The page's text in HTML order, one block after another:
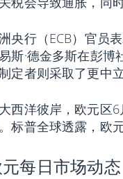
央行（ECB）官员
斯·德金多斯在彭
定者则采取了更中
西洋彼岸，欧元区
标普全球透露，欧
每日市场动